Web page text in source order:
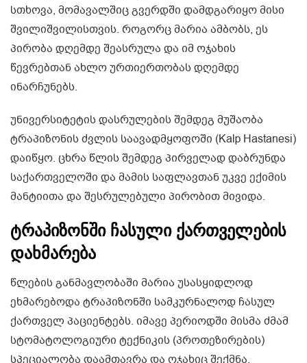
სთხოვა, მომავალშიც გვერდში დამდგარიყო მისი
შვილიშვილისთვის. როგორც მარია ამბობს, ეს
პირობა დღემდე შეასრულა და იმ ოჯახის
წევრებთან ახლო ურთიერთობას დღემდე
ინარჩუნებს.
უნივერსიტეტის დასრულების შემდეგ მუშაობა
ტრაპიზონის ძვლის საავადმყოფოში (Kalp Hastanesi)
დაიწყო. ცხრა წლის შემდეგ პირველად დაბრუნდა
საქართველოში და მამის საფლავთან უკვე ექიმის
მანტიითა და შესრულებული პირობით მივიდა.
ტრაპიზონში ჩასული ქართველების
დახმარება
წლების განმავლობაში მარია უსასყიდლოდ
ეხმარებოდა ტრაპიზონში სამკურნალოდ ჩასულ
ქართველ პაციენტებს. იმავე პერიოდში მისმა ძმამ
სტომატოლოგიური ტექნიკის (პროთეზირების)
სპეციალობა დაამთავრა და ოჯახიც შექმნა.